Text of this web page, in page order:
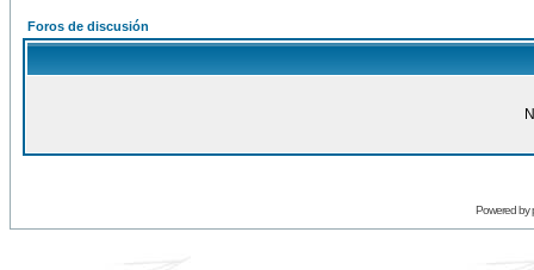
Foros de discusión
Powered by